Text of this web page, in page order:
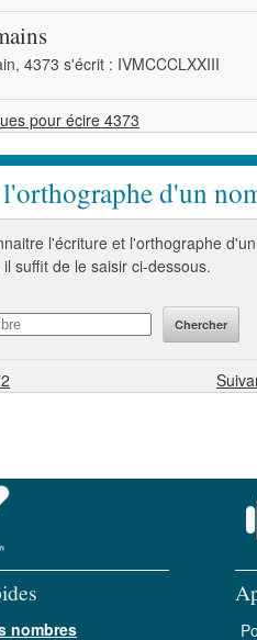
4373 s'écrit : IVMCCCLXXIII
pour écire 4373
d'un
l'écriture et l'orthographe d'un
suffit de le saisir ci-dessous.
nombres